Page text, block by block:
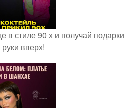
в стиле 90 х и получай подарки
руки вверх!